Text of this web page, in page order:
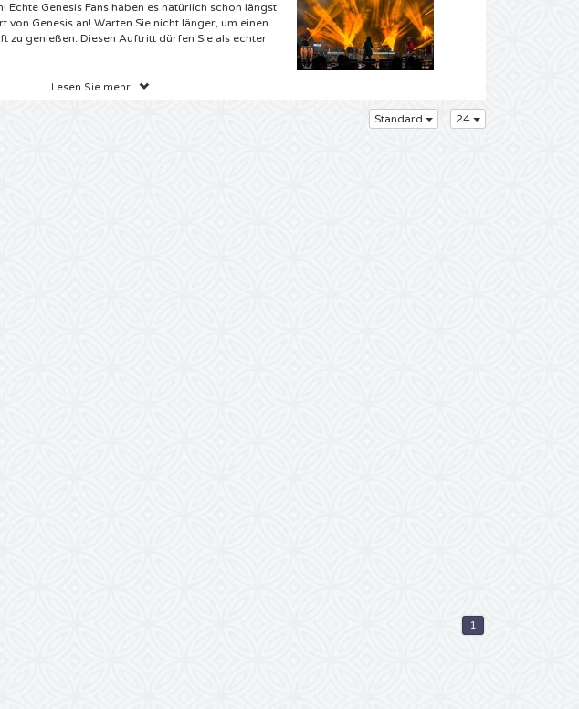
Echte Genesis Fans haben es natürlich schon längst
von Genesis an! Warten Sie nicht länger, um einen
zu genießen. Diesen Auftritt dürfen Sie als echter
Für die besten Genesis Karten sind Sie bei
können die nächsten Konzerte kaum abwarten.
von Genesis geplant! Sie können jetzt eins
breiten Angebot die gewünschten Genesis
schon immer mal live die bekannten Melodien
Tickets von 4Alltickets können Sie direkt
und einfach direkt von Zuhause aus. Im
dann per Express-Zustellung nach Hause
jetzt Ihre
Bestimmt steht bei Ihnen zu Hause die komplette CD
Ist es schon immer Ihr Traum gewesen Genesis
zusätzlichen Telefonkosten auf Ihrer Rechnung, weil
bestellen Sie bequem online, und können sich
Lesen Sie mehr
Standard 24
1